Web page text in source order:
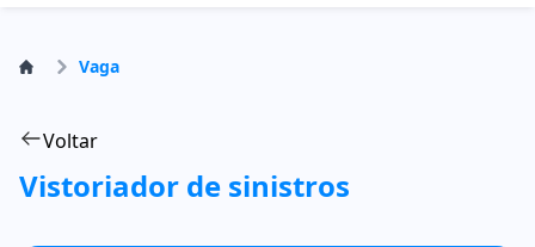
Vaga
Voltar
Vistoriador de sinistros